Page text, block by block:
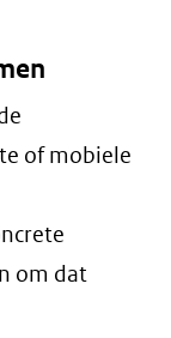
of mobiele
om dat